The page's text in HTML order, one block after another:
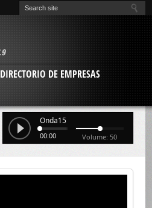
DIRECTORIO DE EMPRESAS
Onda15
00:00 Volume: 50